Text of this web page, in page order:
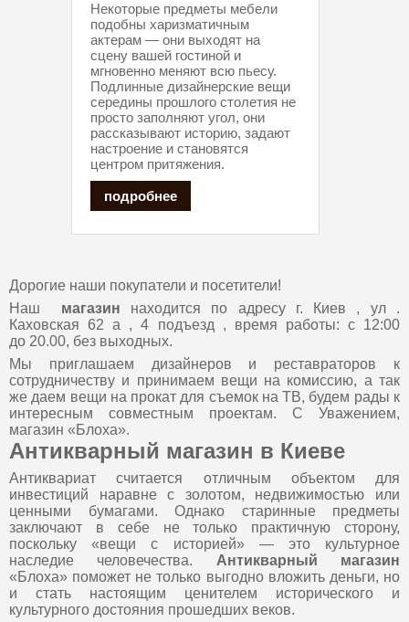
Некоторые предметы мебели
подобны харизматичным
актерам — они выходят на
сцену вашей гостиной и
мгновенно меняют всю пьесу.
Подлинные дизайнерские вещи
середины прошлого столетия не
просто заполняют угол, они
рассказывают историю, задают
настроение и становятся
центром притяжения.
подробнее
Дорогие наши покупатели и посетители!
Наш
магазин находится по адресу г. Киев , ул .
Каховская 62 а , 4 подъезд , время работы: с 12:00
до 20.00, без выходных.
Мы приглашаем дизайнеров и реставраторов к
сотрудничеству и принимаем вещи на комиссию, а так
же даем вещи на прокат для съемок на ТВ, будем рады к
интересным совместным проектам. С Уважением,
магазин «Блоха».
Антикварный магазин в Киеве
Антиквариат считается отличным объектом для
инвестиций наравне с золотом, недвижимостью или
ценными бумагами. Однако старинные предметы
заключают в себе не только практичную сторону,
поскольку «вещи с историей» — это культурное
наследие человечества. Антикварный магазин
«Блоха» поможет не только выгодно вложить деньги, но
и стать настоящим ценителем исторического и
культурного достояния прошедших веков.